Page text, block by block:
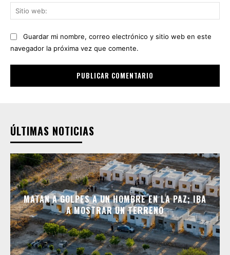
Guardar mi nombre, correo electrónico y sitio web en este
navegador la próxima vez que comente.
ÚLTIMAS NOTICIAS
MATAN A GOLPES A UN HOMBRE EN LA PAZ; IBA
A MOSTRAR UN TERRENO